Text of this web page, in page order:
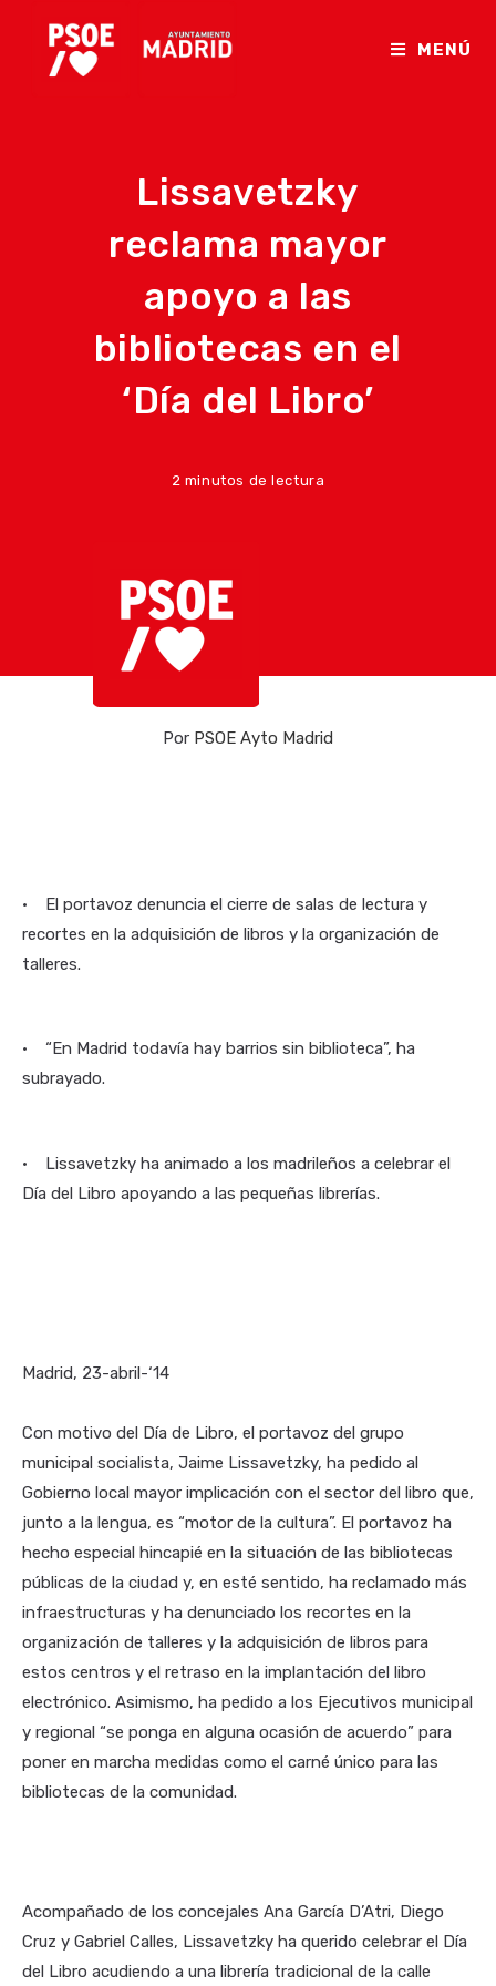
contenido
MENÚ
Lissavetzky
reclama mayor
apoyo a las
bibliotecas en el
‘Día del Libro’
2 minutos de lectura
Por PSOE Ayto Madrid
• El portavoz denuncia el cierre de salas de lectura y
recortes en la adquisición de libros y la organización de
talleres.
• “En Madrid todavía hay barrios sin biblioteca”, ha
subrayado.
• Lissavetzky ha animado a los madrileños a celebrar el
Día del Libro apoyando a las pequeñas librerías.
Madrid, 23-abril-‘14
Con motivo del Día de Libro, el portavoz del grupo
municipal socialista, Jaime Lissavetzky, ha pedido al
Gobierno local mayor implicación con el sector del libro que,
junto a la lengua, es “motor de la cultura”. El portavoz ha
hecho especial hincapié en la situación de las bibliotecas
públicas de la ciudad y, en esté sentido, ha reclamado más
infraestructuras y ha denunciado los recortes en la
organización de talleres y la adquisición de libros para
estos centros y el retraso en la implantación del libro
electrónico. Asimismo, ha pedido a los Ejecutivos municipal
y regional “se ponga en alguna ocasión de acuerdo” para
poner en marcha medidas como el carné único para las
bibliotecas de la comunidad.
Acompañado de los concejales Ana García D’Atri, Diego
Cruz y Gabriel Calles, Lissavetzky ha querido celebrar el Día
del Libro acudiendo a una librería tradicional de la calle